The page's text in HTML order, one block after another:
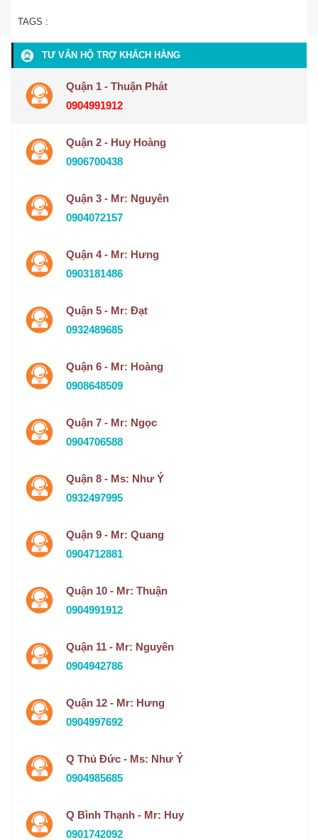
TAGS :
TƯ VẤN HỘ TRỢ KHÁCH HÀNG
Quận 1 - Thuận Phát
0904991912
Quận 2 - Huy Hoàng
0906700438
Quận 3 - Mr: Nguyên
0904072157
Quận 4 - Mr: Hưng
0903181486
Quận 5 - Mr: Đạt
0932489685
Quận 6 - Mr: Hoàng
0908648509
Quận 7 - Mr: Ngọc
0904706588
Quận 8 - Ms: Như Ý
0932497995
Quận 9 - Mr: Quang
0904712881
Quận 10 - Mr: Thuận
0904991912
Quận 11 - Mr: Nguyên
0904942786
Quận 12 - Mr: Hưng
0904997692
Q Thủ Đức - Ms: Như Ý
0904985685
Q Bình Thạnh - Mr: Huy
0901742092